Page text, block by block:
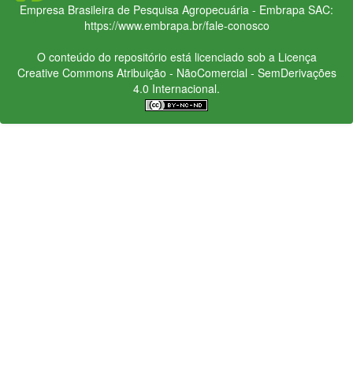
Empresa Brasileira de Pesquisa Agropecuária - Embrapa SAC:
https://www.embrapa.br/fale-conosco
O conteúdo do repositório está licenciado sob a Licença
Creative CommonsAtribuição - NãoComercial - SemDerivações
4.0 Internacional.